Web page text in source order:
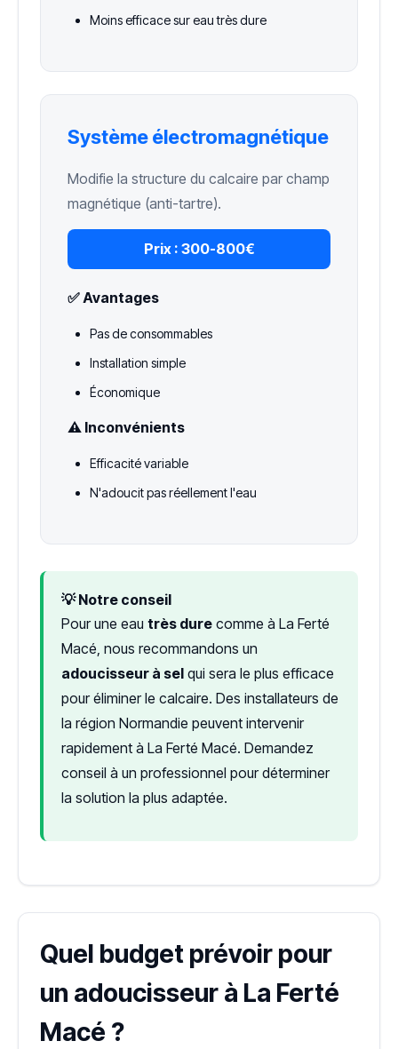
Moins efficace sur eau très dure
Système électromagnétique
Modifie la structure du calcaire par champ
magnétique (anti-tartre).
Prix : 300-800€
✅ Avantages
Pas de consommables
Installation simple
Économique
⚠️ Inconvénients
Efficacité variable
N'adoucit pas réellement l'eau
💡 Notre conseil
Pour une eau très dure comme à La Ferté
Macé, nous recommandons un
adoucisseur à sel qui sera le plus efficace
pour éliminer le calcaire. Des installateurs de
la région Normandie peuvent intervenir
rapidement à La Ferté Macé. Demandez
conseil à un professionnel pour déterminer
la solution la plus adaptée.
Quel budget prévoir pour
un adoucisseur à La Ferté
Macé ?